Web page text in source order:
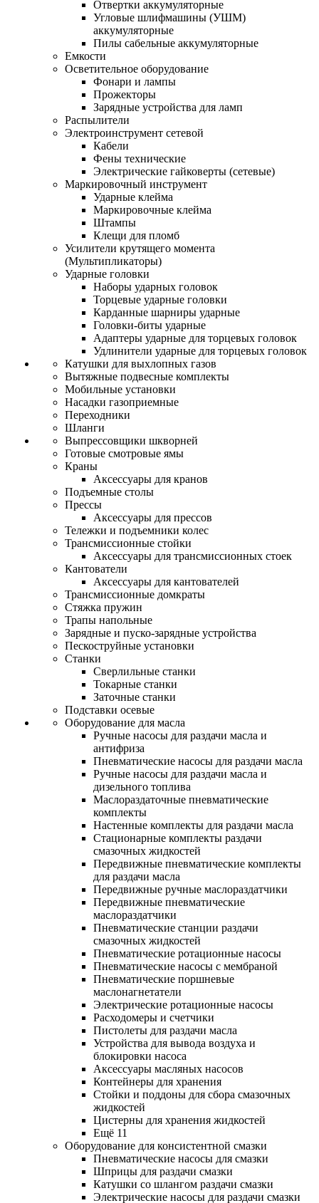
Отвертки аккумуляторные
Угловые шлифмашины (УШМ)
аккумуляторные
Пилы сабельные аккумуляторные
Емкости
Осветительное оборудование
Фонари и лампы
Прожекторы
Зарядные устройства для ламп
Распылители
Электроинструмент сетевой
Кабели
Фены технические
Электрические гайковерты (сетевые)
Маркировочный инструмент
Ударные клейма
Маркировочные клейма
Штампы
Клещи для пломб
Усилители крутящего момента
(Мультипликаторы)
Ударные головки
Наборы ударных головок
Торцевые ударные головки
Карданные шарниры ударные
Головки-биты ударные
Адаптеры ударные для торцевых головок
Удлинители ударные для торцевых головок
Катушки для выхлопных газов
Вытяжные подвесные комплекты
Мобильные установки
Насадки газоприемные
Переходники
Шланги
Выпрессовщики шкворней
Готовые смотровые ямы
Краны
Аксессуары для кранов
Подъемные столы
Прессы
Аксессуары для прессов
Тележки и подъемники колес
Трансмиссионные стойки
Аксессуары для трансмиссионных стоек
Кантователи
Аксессуары для кантователей
Трансмиссионные домкраты
Стяжка пружин
Трапы напольные
Зарядные и пуско-зарядные устройства
Пескоструйные установки
Станки
Сверлильные станки
Токарные станки
Заточные станки
Подставки осевые
Оборудование для масла
Ручные насосы для раздачи масла и
антифриза
Пневматические насосы для раздачи масла
Ручные насосы для раздачи масла и
дизельного топлива
Маслораздаточные пневматические
комплекты
Настенные комплекты для раздачи масла
Стационарные комплекты раздачи
смазочных жидкостей
Передвижные пневматические комплекты
для раздачи масла
Передвижные ручные маслораздатчики
Передвижные пневматические
маслораздатчики
Пневматические станции раздачи
смазочных жидкостей
Пневматические ротационные насосы
Пневматические насосы с мембраной
Пневматические поршневые
маслонагнетатели
Электрические ротационные насосы
Расходомеры и счетчики
Пистолеты для раздачи масла
Устройства для вывода воздуха и
блокировки насоса
Аксессуары масляных насосов
Контейнеры для хранения
Стойки и поддоны для сбора смазочных
жидкостей
Цистерны для хранения жидкостей
Ещё 11
Оборудование для консистентной смазки
Пневматические насосы для смазки
Шприцы для раздачи смазки
Катушки со шлангом раздачи смазки
Электрические насосы для раздачи смазки